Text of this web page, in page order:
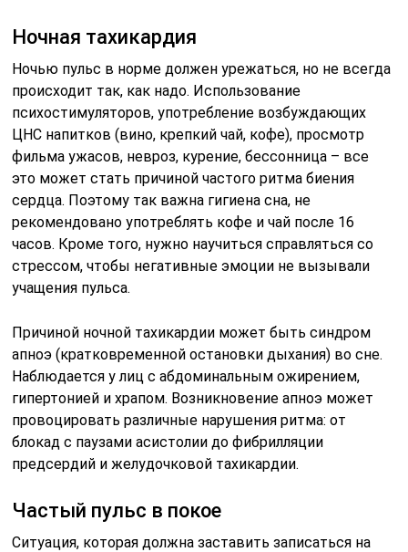
Ночная тахикардия
Ночью пульс в норме должен урежаться, но не всегда
происходит так, как надо. Использование
психостимуляторов, употребление возбуждающих
ЦНС напитков (вино, крепкий чай, кофе), просмотр
фильма ужасов, невроз, курение, бессонница – все
это может стать причиной частого ритма биения
сердца. Поэтому так важна гигиена сна, не
рекомендовано употреблять кофе и чай после 16
часов. Кроме того, нужно научиться справляться со
стрессом, чтобы негативные эмоции не вызывали
учащения пульса.
Причиной ночной тахикардии может быть синдром
апноэ (кратковременной остановки дыхания) во сне.
Наблюдается у лиц с абдоминальным ожирением,
гипертонией и храпом. Возникновение апноэ может
провоцировать различные нарушения ритма: от
блокад с паузами асистолии до фибрилляции
предсердий и желудочковой тахикардии.
Частый пульс в покое
Ситуация, которая должна заставить записаться на